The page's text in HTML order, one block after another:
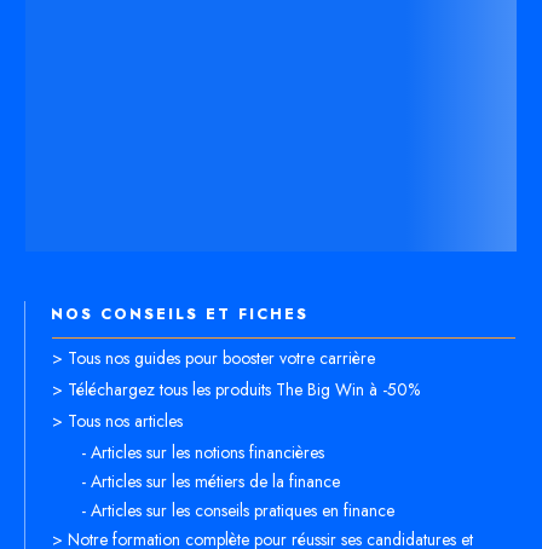
NOS CONSEILS ET FICHES
> Tous nos guides pour booster votre carrière
> Téléchargez tous les produits The Big Win à -50%
> Tous nos articles
- Articles sur les notions financières
- Articles sur les métiers de la finance
- Articles sur les conseils pratiques en finance
> Notre formation complète pour réussir ses candidatures et